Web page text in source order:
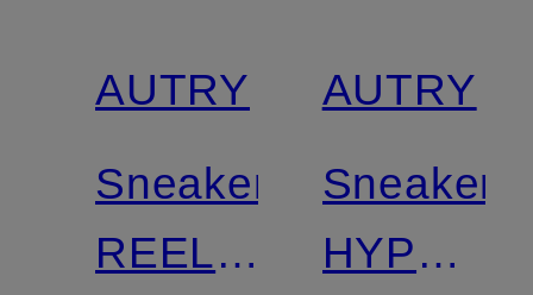
AUTRY
Sneaker
REELWIND
AUTRY
Sneaker